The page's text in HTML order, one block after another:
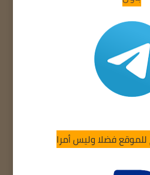
للموقع فضلا وليس أمرا